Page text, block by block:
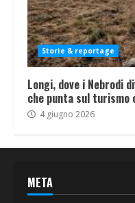
Storie & reportage
Longi, dove i Nebrodi
che punta sul turismo
4 giugno 2026
META